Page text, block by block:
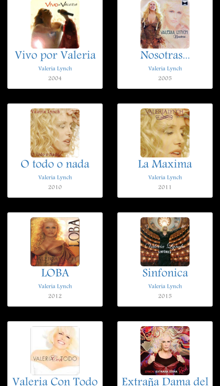
Vivo por Valeria
Valeria Lynch
2004
Nosotras...
Valeria Lynch
2005
O todo o nada
Valeria Lynch
2010
La Maxima
Valeria Lynch
2011
LOBA
Valeria Lynch
2012
Sinfonica
Valeria Lynch
2015
Valeria Con Todo
Extraña Dama del